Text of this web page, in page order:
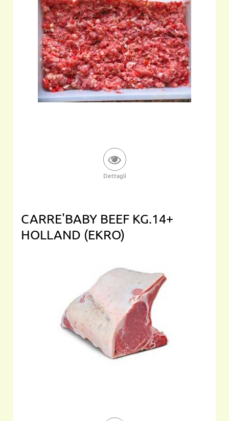
Dettagli
CARRE'BABY BEEF KG.14+
HOLLAND (EKRO)